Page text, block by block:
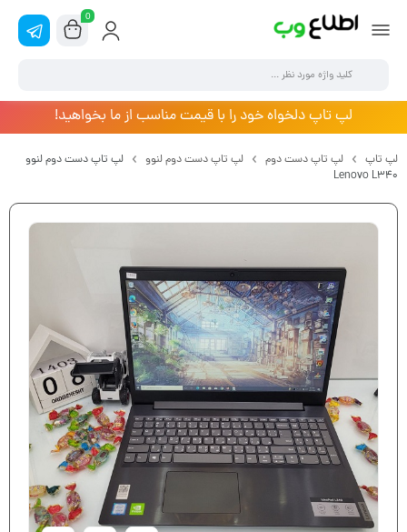
0
لپ تاپ دلخواه خود را با قیمت مناسب از ما بخواهید!
لپ تاپ لپ تاپ دست دوم لپ تاپ دست دوم لنوو
لپ تاپ دست دوم لنوو
Lenovo L340